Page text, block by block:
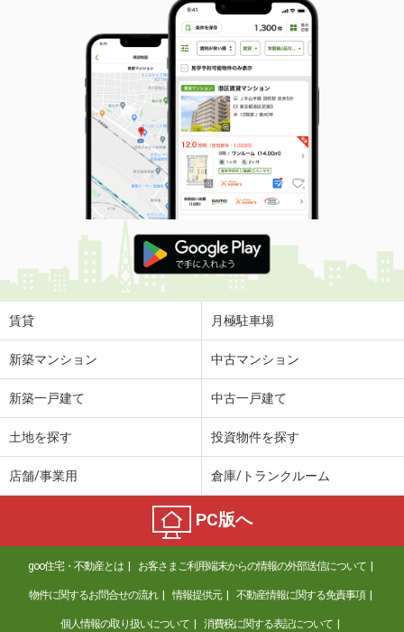
62.37m²
間取り
3LDK
山形県山形市小姓町
価 格
4.90万円
住 所
山形県山形市小姓町
専有面積 52.6m²
間取り
2DK
山形県東村山郡中山町大字長崎
価 格
4.60万円
住 所
山形県東村山郡中山町大字長崎
専有面積
山形県山形市松山２丁目
5.90万円
山形県山形市印役町２
4.90万円
住 所
山形県山形市印役町２
専有面積 45.12m²
間取り
1LDK
山形県山形市元木２丁目
賃貸 月極駐車場
新築マンション 中古マンション
新築一戸建て 中古一戸建て
土地を探す 投資物件を探す
店舗/事業用 倉庫/トランクルーム
PC版へ
goo住宅・不動産とは お客さまご利用端末からの情報の外部送信について
物件に関するお問合せの流れ 情報提供元 不動産情報に関する免責事項
個人情報の取り扱いについて 消費税に関する表記について